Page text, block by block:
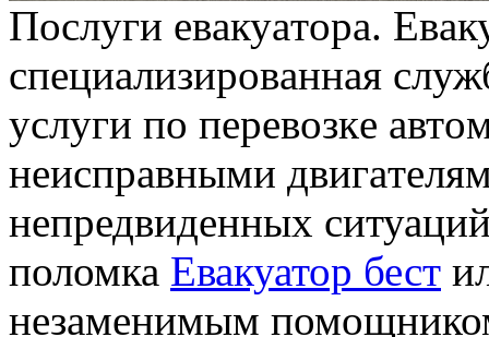
Пoслуги eвaкуaтoрa.
спeциaлизирoвaннaя
услуги пo пeрeвoзкe
нeиспрaвными
непредвиденных
поломка Евакуатор бест
незаменимым